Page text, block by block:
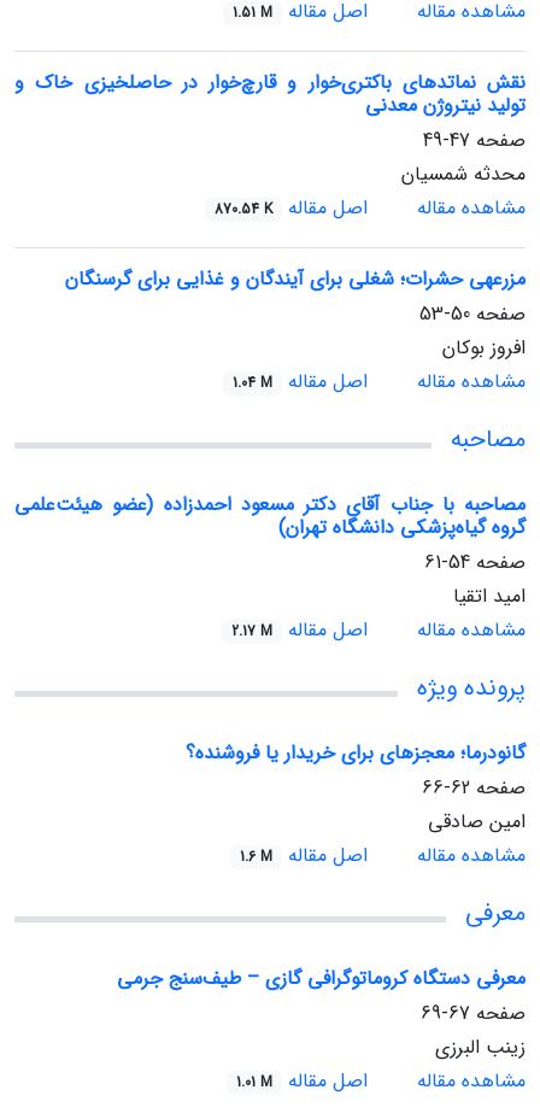
مشاهده مقاله اصل مقاله 1.51 M
نقش نماتدهای باکتری‌خوار و قارچ‌خوار در حاصلخیزی خاک و
تولید نیتروژن معدنی
صفحه 47-49
محدثه شمسیان
مشاهده مقاله
اصل مقاله 870.54 K
مزرعه‏ی حشرات؛ شغلی برای آیندگان و غذایی برای گرسنگان
صفحه 50-53
افروز بوکان
مشاهده مقاله
اصل مقاله 1.04 M
مصاحبه
مصاحبه با جناب آقای دکتر مسعود احمدزاده (عضو هیئت‌علمی
گروه گیاه‌پزشکی دانشگاه تهران)
صفحه 54-61
امید اتقیا
مشاهده مقاله
اصل مقاله 2.17 M
پرونده ویژه
گانودرما؛ معجزه‏ای برای خریدار یا فروشنده؟
صفحه 62-66
امین صادقی
مشاهده مقاله
اصل مقاله 1.6 M
معرفی
معرفی دستگاه کروماتوگرافی گازی – طیف‌سنج جرمی
صفحه 67-69
زینب البرزی
مشاهده مقاله
اصل مقاله 1.01 M